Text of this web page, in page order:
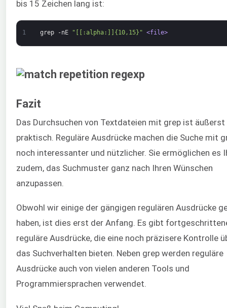
bis 15 Zeichen lang ist:
1 grep -nE "[[:alpha:]]{10,15}" <file>
Fazit
Das Durchsuchen von Textdateien mit grep ist äußerst
praktisch. Reguläre Ausdrücke machen die Suche mit
noch interessanter und nützlicher. Sie ermöglichen es
zudem, das Suchmuster ganz nach Ihren Wünschen
anzupassen.
Obwohl wir einige der gängigen regulären Ausdrücke
haben, ist dies erst der Anfang. Es gibt
reguläre Ausdrücke, die eine noch präzisere Kontrolle
das Suchverhalten bieten. Neben grep werden reguläre
Ausdrücke auch von vielen anderen Tools und
Programmiersprachen verwendet.